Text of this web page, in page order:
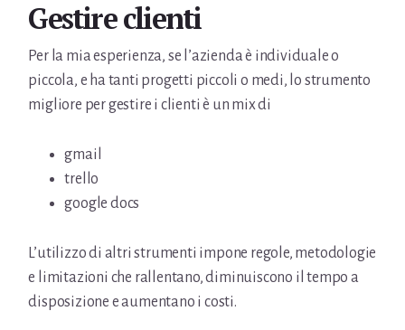
Gestire clienti
Per la mia esperienza, se l’azienda è individuale o
piccola, e ha tanti progetti piccoli o medi, lo strumento
migliore per gestire i clienti è un mix di
gmail
trello
google docs
L’utilizzo di altri strumenti impone regole, metodologie
e limitazioni che rallentano, diminuiscono il tempo a
disposizione e aumentano i costi.